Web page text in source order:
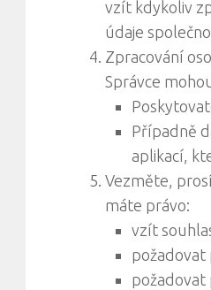
vzít kdykoliv
údaje
Zpracování
Správce
Případně
aplikací,
Vezměte,
máte právo:
vzít
požadovat
požadovat